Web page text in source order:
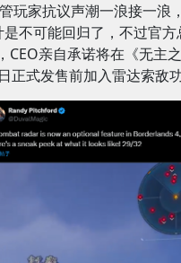
管玩家抗议声潮一浪接一浪
不可能回归了，不过官
CEO亲自承诺将在《无主
日正式发售前加入雷达索敌功